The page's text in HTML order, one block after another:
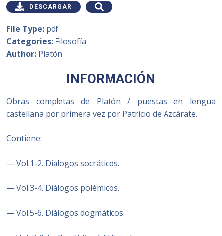
INFORMACIÓN
Obras completas de Platón / puestas en lengua
castellana por primera vez por Patricio de Azcárate.
Contiene:
— Vol.1-2. Diálogos socráticos.
— Vol.3-4. Diálogos polémicos.
— Vol.5-6. Diálogos dogmáticos.
DESCARGAR
File Type: pdf
Categories: Filosofía
Author: Platón